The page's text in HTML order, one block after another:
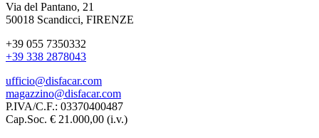
Via del Pantano, 21
50018 Scandicci, FIRENZE
+39 055 7350332
+39 338 2878043
ufficio@disfacar.com
magazzino@disfacar.com
P.IVA/C.F.: 03370400487
Cap.Soc. € 21.000,00 (i.v.)